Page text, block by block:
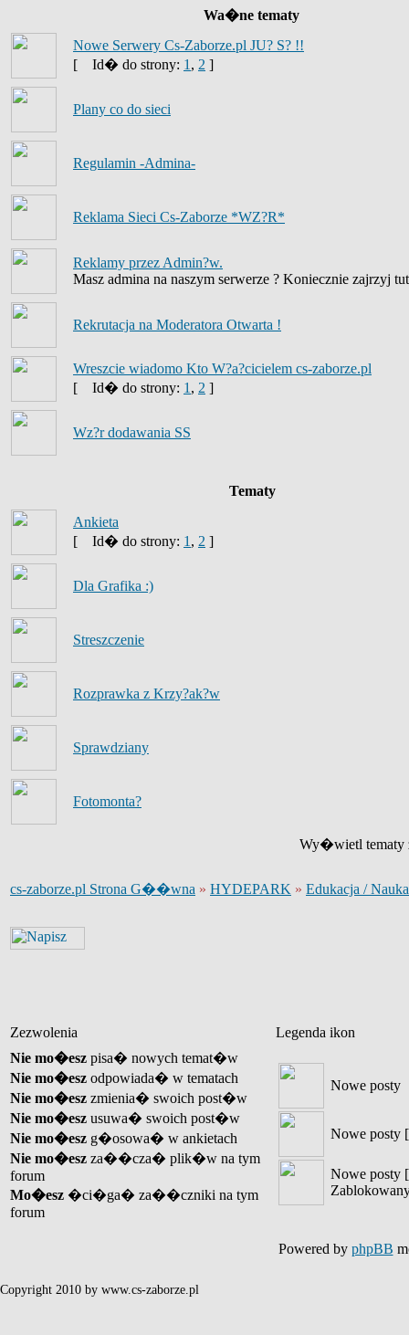
Wa�ne tematy
Nowe Serwery Cs-Zaborze.pl JU? S? !!
[
Id� do strony: 1 , 2 ]
Plany co do sieci
Regulamin -Admina-
Reklama Sieci Cs-Zaborze *WZ?R*
Reklamy przez Admin?w.
Masz admina na naszym serwerze ? Koniecznie zajrzyj
Rekrutacja na Moderatora Otwarta !
Wreszcie wiadomo Kto W?a?cicielem cs-zaborze.pl
[
Id� do strony: 1 , 2 ]
Wz?r dodawania SS
Tematy
Ankieta
[
Id� do strony: 1 , 2 ]
Dla Grafika :)
Streszczenie
Rozprawka z Krzy?ak?w
Sprawdziany
Fotomonta?
Wy�wietl tematy
cs-zaborze.pl Strona G��wna » HYDEPARK » Edukacja / Nauka
Zezwolenia
Legenda ikon
Nie mo�esz pisa� nowych temat�w
Nie mo�esz odpowiada� w tematach
Nie mo�esz zmienia� swoich post�w
Nie mo�esz usuwa� swoich post�w
Nie mo�esz g�osowa� w ankietach
Nie mo�esz za��cza� plik�w na tym
forum
Mo�esz �ci�ga� za��czniki na tym
forum
Nowe posty
Nowe posty
Nowe posty [
Powered by phpBB
Copyright 2010 by www.cs-zaborze.pl